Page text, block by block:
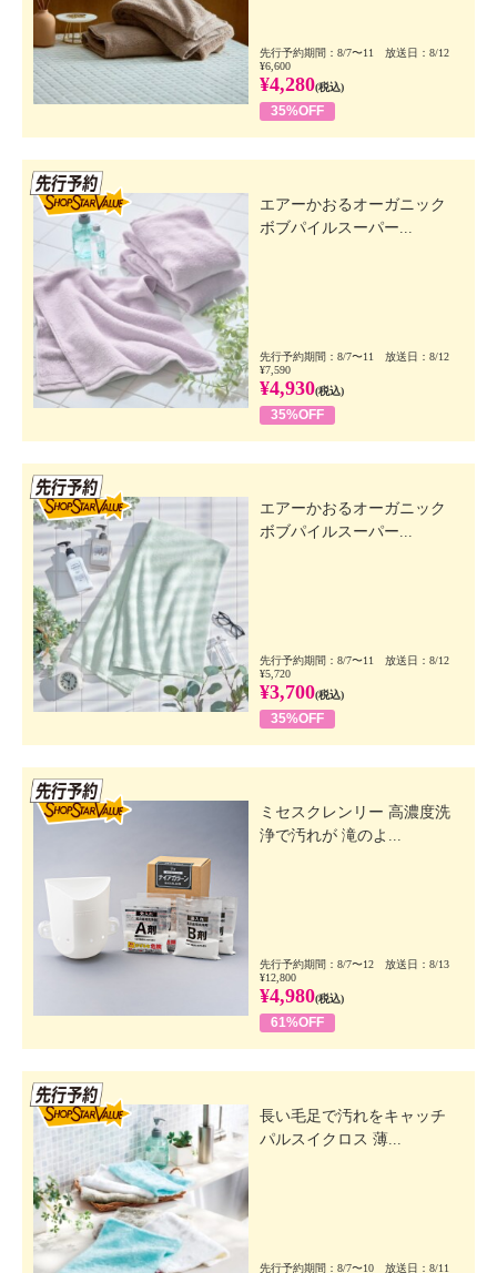
先行予約期間：8/7〜11 放送日：8/12
¥6,600
¥4,280(税込)
35%OFF
エアーかおるオーガニック
ボブパイルスーパー...
先行予約期間：8/7〜11 放送日：8/12
¥7,590
¥4,930(税込)
35%OFF
エアーかおるオーガニック
ボブパイルスーパー...
先行予約期間：8/7〜11 放送日：8/12
¥5,720
¥3,700(税込)
35%OFF
ミセスクレンリー 高濃度洗
浄で汚れが 滝のよ...
先行予約期間：8/7〜12 放送日：8/13
¥12,800
¥4,980(税込)
61%OFF
長い毛足で汚れをキャッチ
パルスイクロス 薄...
先行予約期間：8/7〜10 放送日：8/11